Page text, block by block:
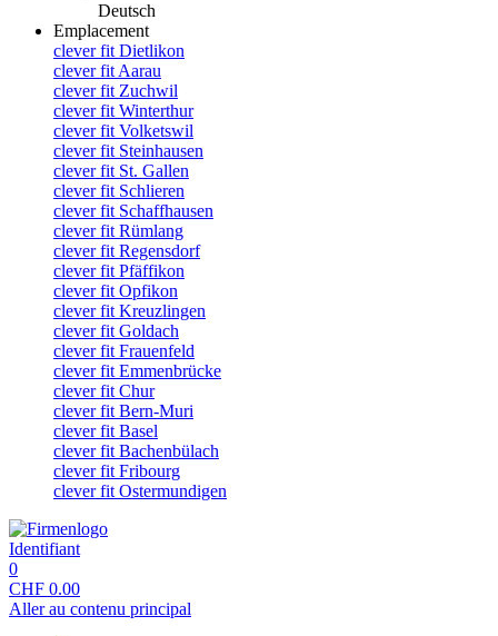
Deutsch
Emplacement
clever fit Dietlikon
clever fit Aarau
clever fit Zuchwil
clever fit Winterthur
clever fit Volketswil
clever fit Steinhausen
clever fit St. Gallen
clever fit Schlieren
clever fit Schaffhausen
clever fit Rümlang
clever fit Regensdorf
clever fit Pfäffikon
clever fit Opfikon
clever fit Kreuzlingen
clever fit Goldach
clever fit Frauenfeld
clever fit Emmenbrücke
clever fit Chur
clever fit Bern-Muri
clever fit Basel
clever fit Bachenbülach
clever fit Fribourg
clever fit Ostermundigen
Identifiant
0
CHF 0.00
Aller au contenu principal